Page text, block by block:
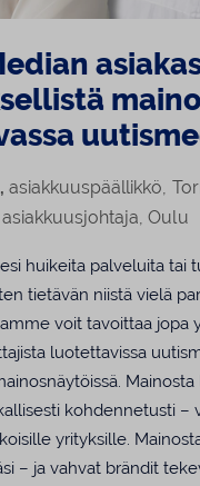
asiakkuuspäällikkö,
asiakkuusjohtaja, Oulu
huikeita palveluita tai
tietävän niistä vielä
voit tavoittaa jopa
luotettavissa
Mainosta
kohdennetusti –
yrityksille.
– ja vahvat brändit